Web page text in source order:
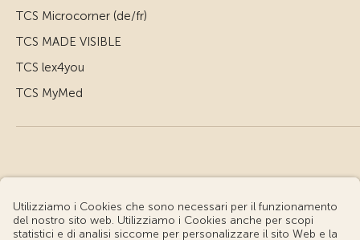
TCS Microcorner (de/fr)
TCS MADE VISIBLE
TCS lex4you
TCS MyMed